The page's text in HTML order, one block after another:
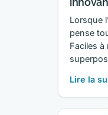
Lorsque
pense
Faciles
Lire la